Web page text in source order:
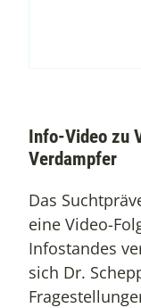
Info-Video zu
Verdampfer
Das
eine Video-
Infostandes
sich Dr.